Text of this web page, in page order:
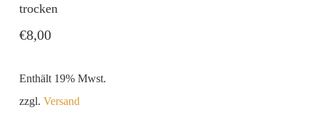
trocken
€8,00
Enthält 19% Mwst.
zzgl. Versand